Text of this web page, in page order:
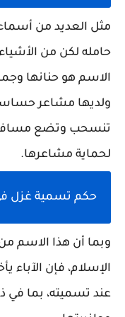
مثل العديد من أسماء
حامله لكن من الأشياء
الاسم هو حنانها
ولديها مشاعر
تنسحب وتضع مسافة
لحماية مشاعرها.
حكم تسمية غزل
وبما أن هذا الاسم من
الإسلام، فإن الآباء
عند تسميته، بما في